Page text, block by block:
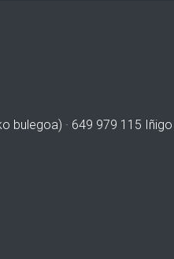
bulegoa) · 649 979 115